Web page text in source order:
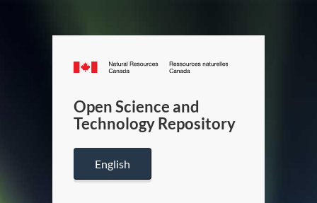
Canada.ca
/
Canada
Open Science and
Technology Repository
English